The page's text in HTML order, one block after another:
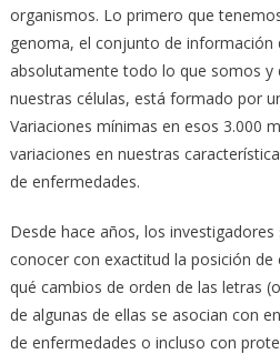
organismos. Lo primero que
genoma, el conjunto de información
absolutamente todo lo que somos y
nuestras células, está formado por
Variaciones mínimas en esos 3.000
variaciones en nuestras
de enfermedades.
Desde hace años, los
conocer con exactitud la posición
qué cambios de orden de las letras
de algunas de ellas se asocian con
de enfermedades o incluso con